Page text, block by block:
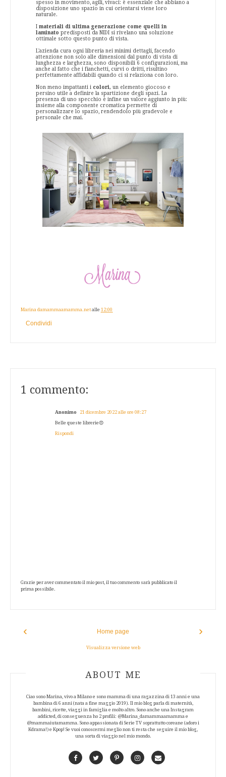
spesso in movimento, agili, vivaci: è essenziale che abbiano a
disposizione uno spazio in cui orientarsi viene loro
naturale.
I materiali di ultima generazione come quelli in
laminato predisposti da NIDI si rivelano una soluzione
ottimale sotto questo punto di vista.
L'azienda cura ogni libreria nei minimi dettagli, facendo
attenzione non solo alle dimensioni dal punto di vista di
lunghezza e larghezza, sono disponibili 6 configurazioni, ma
anche al fatto che i fianchetti, curvi o dritti, risultino
perfettamente affidabili quando ci si relaziona con loro.
Non meno impattanti i colori, un elemento giocoso e
persino utile a definire la spartizione degli spazi. La
presenza di uno specchio è infine un valore aggiunto in più:
insieme alla componente cromatica permette di
personalizzare lo spazio, rendendolo più gradevole e
personale che mai.
Marina damammaamamma.net alle 12:00
Condividi
1 commento:
Anonimo 21 dicembre 2022 alle ore 08:27
Belle queste librerie😍
Rispondi
Grazie per aver commentato il mio post, il tuo commento sarà pubblicato il
prima possibile.
‹ ›
Home page
Visualizza versione web
ABOUT AUTHOR
ABOUT ME
Ciao sono Marina, vivo a Milano e sono mamma di una ragazzina di 13 anni e una
bambina di 6 anni (nata a fine maggio 2019). Il mio blog parla di maternità,
bambini, ricette, viaggi in famiglia e molto altro. Sono anche una Instagram
addicted, di conseguenza ho 2 profili: @Marina_damammaamamma e
@mammaiutamamma. Sono appassionata di Serie TV soprattutto coreane (adoro i
Kdrama!) e Kpop! Se vuoi conoscermi meglio non ti resta che seguire il mio blog,
una sorta di viaggio nel mio mondo.
FacebookTwitterPinterestInstagramContact